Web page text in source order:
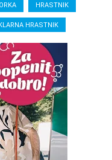
HRASTNIK
HRASTNIK